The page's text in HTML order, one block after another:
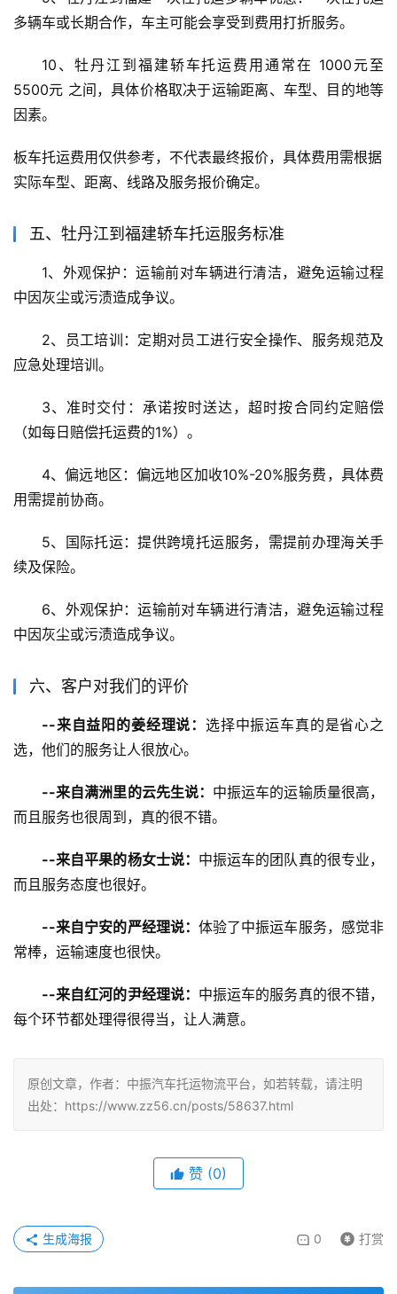
多辆车或长期合作，车主可能会享受到费用打折服务。
10、牡丹江到福建轿车托运费用通常在 1000元至
5500元 之间，具体价格取决于运输距离、车型、目的地等
因素。
板车托运费用仅供参考，不代表最终报价，具体费用需根据
实际车型、距离、线路及服务报价确定。
五、牡丹江到福建轿车托运服务标准
1、外观保护：运输前对车辆进行清洁，避免运输过程
中因灰尘或污渍造成争议。
2、员工培训：定期对员工进行安全操作、服务规范及
应急处理培训。
3、准时交付：承诺按时送达，超时按合同约定赔偿
（如每日赔偿托运费的1%）。
4、偏远地区：偏远地区加收10%-20%服务费，具体费
用需提前协商。
5、国际托运：提供跨境托运服务，需提前办理海关手
续及保险。
6、外观保护：运输前对车辆进行清洁，避免运输过程
中因灰尘或污渍造成争议。
六、客户对我们的评价
--来自益阳的姜经理说： 选择中振运车真的是省心之
选，他们的服务让人很放心。
--来自满洲里的云先生说： 中振运车的运输质量很高，
而且服务也很周到，真的很不错。
--来自平果的杨女士说： 中振运车的团队真的很专业，
而且服务态度也很好。
--来自宁安的严经理说： 体验了中振运车服务，感觉非
常棒，运输速度也很快。
--来自红河的尹经理说： 中振运车的服务真的很不错，
每个环节都处理得很得当，让人满意。
原创文章，作者：中振汽车托运物流平台，如若转载，请注明
出处：https://www.zz56.cn/posts/58637.html
赞 (0)
0 打赏
生成海报